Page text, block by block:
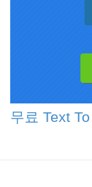
무료 Text